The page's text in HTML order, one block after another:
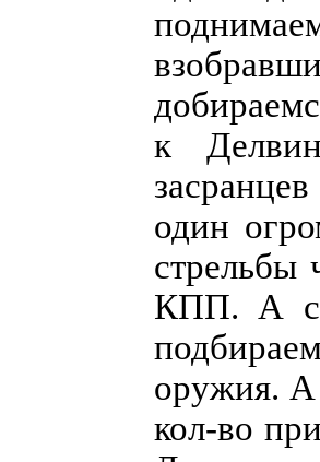
к
один
стрельбы
КПП. А
оружия. А
кол-во